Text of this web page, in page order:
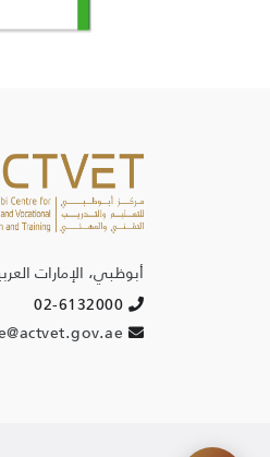
Helpful, fast, secure
أبوظبي، الإمارات